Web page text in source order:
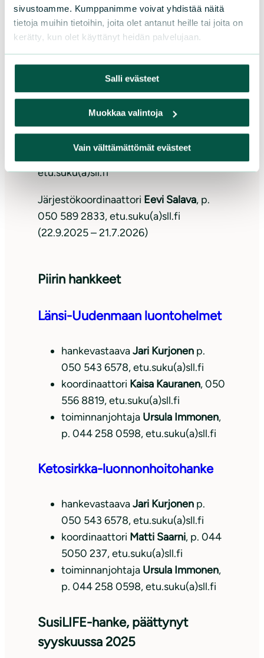
sivustoamme. Kumppanimme voivat yhdistää näitä
tietoja muihin tietoihin, joita olet antanut heille tai joita on
kerätty, kun olet käyttänyt heidän palvelujaan.
Salli evästeet
Muokkaa valintoja
Vain välttämättömät evästeet
Piirin työntekijät
ToiminnanjohtajaUrsula Immonen,
p. 044 258 0598, etu.suku(a)sll.fi
ErityisasiantuntijaLauri Kajander, p. 045
114 0088, etu.suku(a)sll.fi
etu.suku(a)sll.fi
Järjestökoordinaattori Eevi Salava, p.
050 589 2833, etu.suku(a)sll.fi
(22.9.2025 – 21.7.2026)
Piirin hankkeet
Länsi-Uudenmaan luontohelmet
hankevastaavaJari Kurjonen p.
050 543 6578, etu.suku(a)sll.fi
koordinaattori Kaisa Kauranen, 050
556 8819, etu.suku(a)sll.fi
toiminnanjohtaja Ursula Immonen,
p. 044 258 0598, etu.suku(a)sll.fi
Ketosirkka-luonnonhoitohanke
hankevastaavaJari Kurjonen p.
050 543 6578, etu.suku(a)sll.fi
koordinaattori Matti Saarni, p. 044
5050 237, etu.suku(a)sll.fi
toiminnanjohtaja Ursula Immonen,
p. 044 258 0598, etu.suku(a)sll.fi
SusiLIFE-hanke, päättynyt
syyskuussa 2025